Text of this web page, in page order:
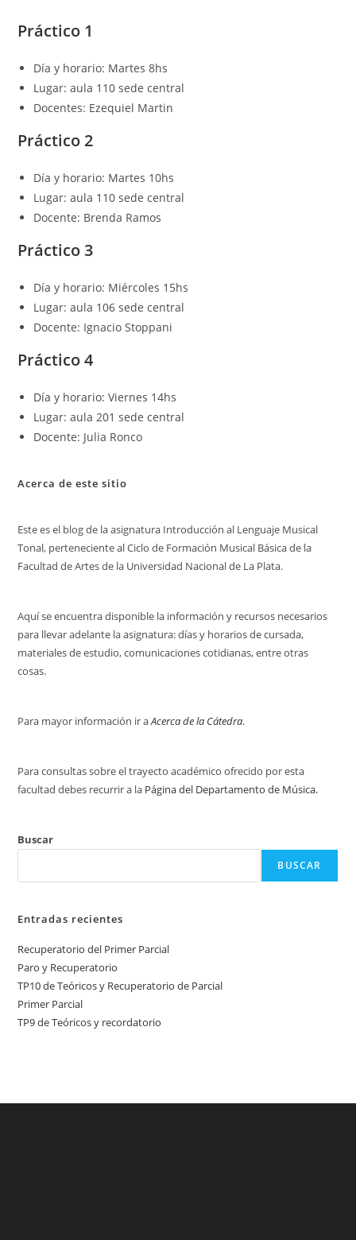
Práctico 1
Día y horario: Martes 8hs
Lugar: aula 110 sede central
Docentes: Ezequiel Martin
Práctico 2
Día y horario: Martes 10hs
Lugar: aula 110 sede central
Docente: Brenda Ramos
Práctico 3
Día y horario: Miércoles 15hs
Lugar: aula 106 sede central
Docente: Ignacio Stoppani
Práctico 4
Día y horario: Viernes 14hs
Lugar: aula 201 sede central
Docente: Julia Ronco
Acerca de este sitio
Este es el blog de la asignatura Introducción al Lenguaje Musical
Tonal, perteneciente al Ciclo de Formación Musical Básica de la
Facultad de Artes de la Universidad Nacional de La Plata.
Aquí se encuentra disponible la información y recursos necesarios
para llevar adelante la asignatura: días y horarios de cursada,
materiales de estudio, comunicaciones cotidianas, entre otras
cosas.
Para mayor información ir aAcerca de la Cátedra.
Para consultas sobre el trayecto académico ofrecido por esta
facultad debes recurrir a la Página del Departamento de Música.
Buscar
BUSCAR
Entradas recientes
Recuperatorio del Primer Parcial
Paro y Recuperatorio
TP10 de Teóricos y Recuperatorio de Parcial
Primer Parcial
TP9 de Teóricos y recordatorio